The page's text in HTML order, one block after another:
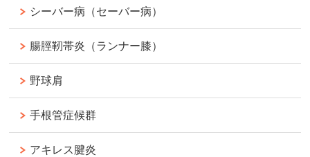
シーバー病（セーバー病）
腸脛靭帯炎（ランナー膝）
野球肩
手根管症候群
アキレス腱炎